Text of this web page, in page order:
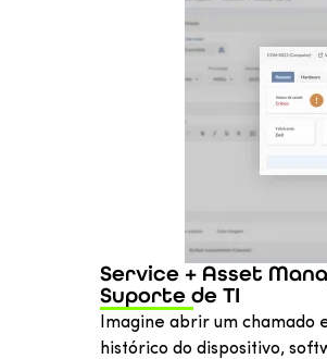
Service + Asset
Suporte de TI
Imagine abrir um chamado
histórico do dispositivo,